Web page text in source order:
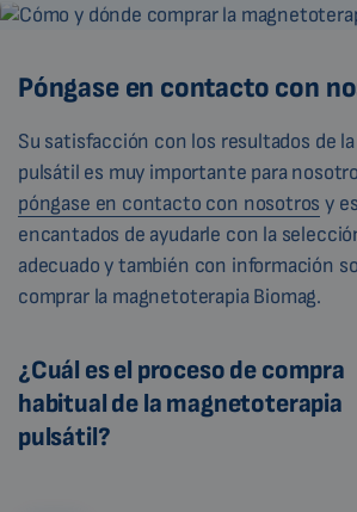
Póngase en contacto con
Su satisfacción con los resultados de
pulsátil es muy importante para
póngase en contacto con nosotros y
encantados de ayudarle con la
adecuado y también con información
comprar la magnetoterapia Biomag.
¿Cuál es el proceso de compra
habitual de la magnetoterapia
pulsátil?